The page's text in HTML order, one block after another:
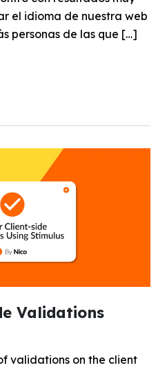
el idioma de nuestra web
personas de las que […]
Validations
validations on the client